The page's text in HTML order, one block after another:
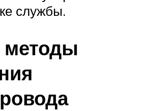
службы.
методы